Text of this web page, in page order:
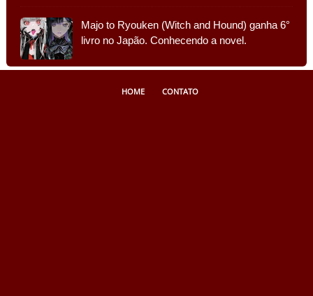
Majo to Ryouken (Witch and Hound) ganha 6°
livro no Japão. Conhecendo a novel.
HOME CONTATO